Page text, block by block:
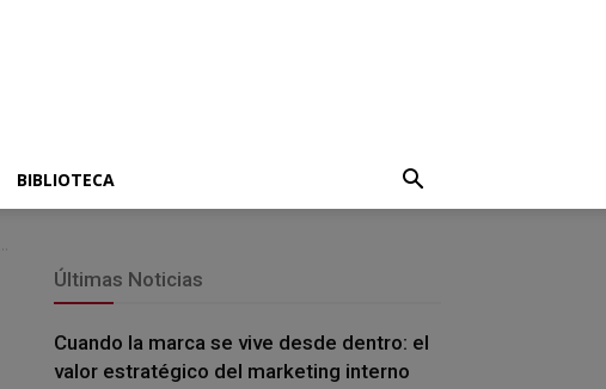
BIBLIOTECA
Últimas Noticias
Cuando la marca se vive desde dentro: el
valor estratégico del marketing interno